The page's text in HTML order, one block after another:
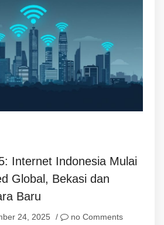
Internet Indonesia Mulai
Global, Bekasi dan
Baru
24, 2025 / no Comments